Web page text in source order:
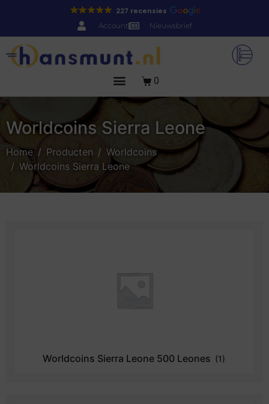
227 recensies
Account Nieuwsbrief
0
Worldcoins Sierra Leone
Home Producten
Worldcoins
Worldcoins Sierra Leone
Worldcoins Sierra Leone 500 Leones (1)